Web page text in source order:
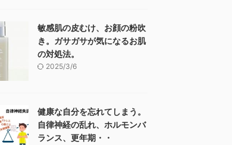
敏感肌の皮むけ、お顔の粉吹
き。ガサガサが気になるお肌
の対処法。
2025/3/6
健康な自分を忘れてしまう。
自律神経の乱れ、ホルモンバ
ランス、更年期・・